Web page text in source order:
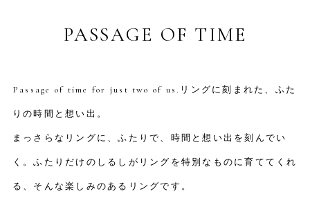
PASSAGE OF TIME
Passage of time for just two of us.リングに刻まれた、ふた
りの時間と想い出。
まっさらなリングに、ふたりで、時間と想い出を刻んでい
く。ふたりだけのしるしがリングを特別なものに育ててくれ
る、そんな楽しみのあるリングです。